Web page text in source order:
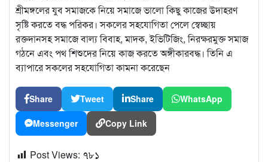
শ্রীমঙ্গলের যুব সমাজকে নিয়ে সমাজে ভালো কিছু কাজের উদাহরণ
সৃষ্টি করতে বদ্ধ পরিকর। সকলের সহযোগিতা পেলে স্বেচ্ছায়
রক্তদানসহ সমাজে বাল্য বিবাহ, মাদক, ইভিটিজিং, নিরক্ষরমুক্ত সমাজ
গঠনে এবং পথ শিশুদের নিয়ে কাজ করতে অঙ্গীকারবদ্ধ। তিনি এ
ব্যাপারে সকলের সহযোগিতা কামনা করেছেন
Share Tweet Share WhatsApp
Messenger Copy Link
Post Views: ৭৮১